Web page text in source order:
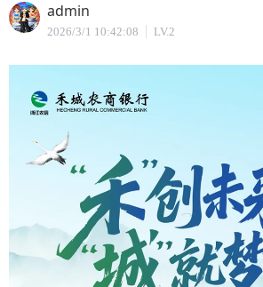
admin
2026/3/1 10:42:08 LV.2